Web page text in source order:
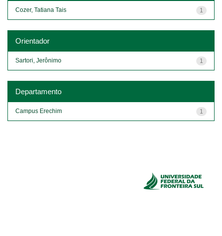
1
Cozer, Tatiana Tais
Orientador
1
Sartori, Jerônimo
Departamento
1
Campus Erechim